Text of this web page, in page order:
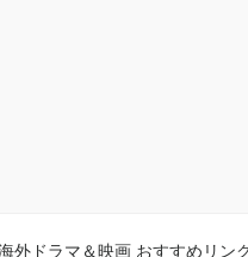
外ドラマ＆映画 おすすめリン